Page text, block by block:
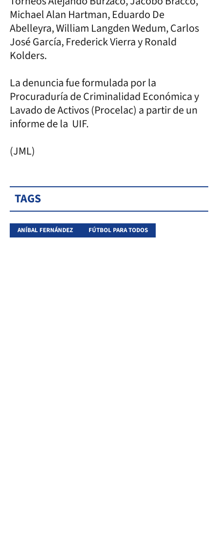
Michael Alan Hartman, Eduardo De
Abelleyra, William Langden Wedum, Carlos
José García, Frederick Vierra y Ronald
Kolders.
La denuncia fue formulada por la
Procuraduría de Criminalidad Económica y
Lavado de Activos (Procelac) a partir de un
informe de la UIF.
(JML)
TAGS
ANÍBAL FERNÁNDEZ FÚTBOL PARA TODOS